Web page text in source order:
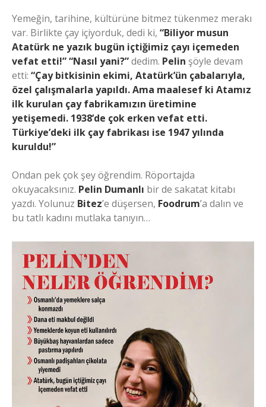
Yemeğin, tarihine, kültürüne bitmez tükenmez merakı
var. Birlikte çay içiyorduk, dedi ki, “Biliyor musun
Atatürk ne yazık bugün içtiğimiz çayı içemeden
vefat etti!”“Nasıl yani?”dedim. Pelin şöyle devam
etti: “Çay bitkisinin ekimi, Atatürk’ün çabalarıyla,
özel çalışmalarla yapıldı. Ama maalesef ki Atamız
ilk kurulan çay fabrikamızın üretimine
yetişemedi. 1938’de çok erken vefat etti.
Türkiye’deki ilk çay fabrikası ise 1947 yılında
kuruldu!”
Ondan pek çok şey öğrendim. Röportajda
okuyacaksınız. Pelin Dumanlı bir de sakatat kitabı
yazdı. Yolunuz Bitez’e düşersen, Foodrum’a dalın ve
bu tatlı kadını mutlaka tanıyın…